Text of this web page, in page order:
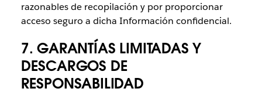
razonables de recopilación y por proporcionar
acceso seguro a dicha Información confidencial.
7. GARANTÍAS LIMITADAS Y
DESCARGOS DE
RESPONSABILIDAD